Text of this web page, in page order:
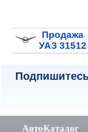
Продажа
УАЗ 31512
АвтоКаталог